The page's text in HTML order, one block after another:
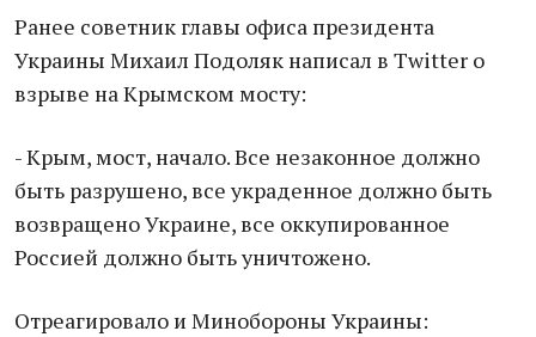
Ранее советник главы офиса президента
Украины Михаил Подоляк написал в Twitter о
взрыве на Крымском мосту:
- Крым, мост, начало. Все незаконное должно
быть разрушено, все украденное должно быть
возвращено Украине, все оккупированное
Россией должно быть уничтожено.
Отреагировало и Минобороны Украины: